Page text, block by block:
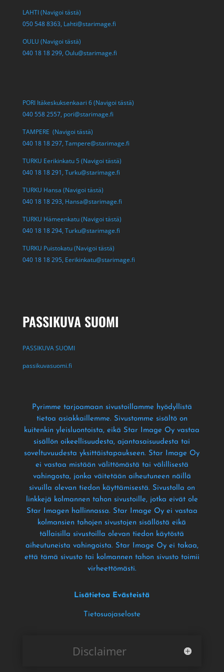
LAHTI (Navigoi tästä)
050 548 8363, Lahti@starimage.fi
OULU (Navigoi tästä)
040 18 18 299, Oulu@starimage.fi
PORI Itäkeskuksenkaari 6 (Navigoi tästä)
040 558 2557, pori@starimage.fi
TAMPERE (Navigoi tästä)
040 18 18 297, Tampere@starimage.fi
TURKU Eerikinkatu 5 (Navigoi tästä)
040 18 18 291, Turku@starimage.fi
TURKU Hansa (Navigoi tästä)
040 18 18 293, Hansa@starimage.fi
TURKU Hämeenkatu (Navigoi tästä)
040 18 18 294, Turku@starimage.fi
TURKU Puistokatu (Navigoi tästä)
040 18 18 295, Eerikinkatu@starimage.fi
PASSIKUVA SUOMI
PASSIKUVA SUOMI
passikuvasuomi.fi
Pyrimme tarjoamaan sivustoillamme hyödyllistä
tietoa asiakkaillemme. Sivustomme sisältö on
kuitenkin yleisluontoista, eikä Star Image Oy vastaa
sisällön oikeellisuudesta, ajantasaisuudesta tai
soveltuvuudesta yksittäistapaukseen. Star Image Oy
ei vastaa mistään välittömästä tai välillisestä
vahingosta, jonka väitetään aiheutuneen näillä
sivuilla olevan tiedon käyttämisestä. Sivustolla on
linkkejä kolmannen tahon sivustoille, jotka eivät ole
Star Imagen hallinnassa. Star Image Oy ei vastaa
kolmansien tahojen sivustojen sisällöstä eikä
tällaisilla sivustoilla olevan tiedon käytöstä
aiheutuneista vahingoista. Star Image Oy ei takaa,
että tämä sivusto tai kolmannen tahon sivusto toimii
virheettömästi.
Lisätietoa Evästeistä
Tietosuojaseloste
Disclaimer